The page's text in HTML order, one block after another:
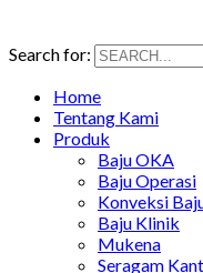
Search for:
Home
Tentang Kami
Produk
Baju OKA
Baju Operasi
Konveksi
Baju Klinik
Mukena
Seragam